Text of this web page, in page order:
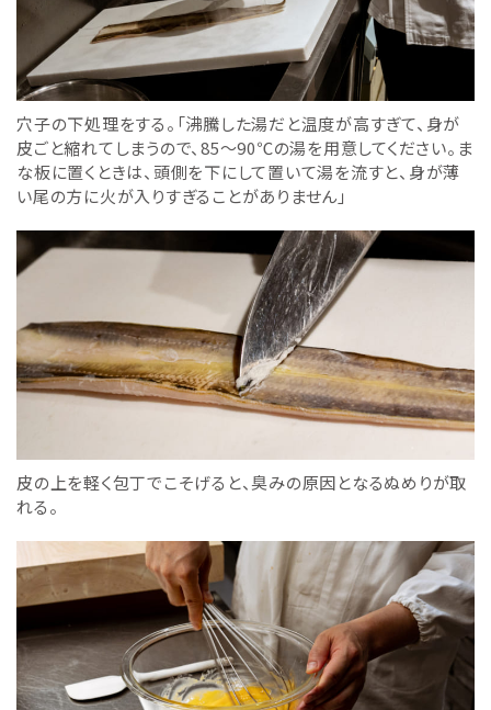
穴子の下処理をする。「沸騰した湯だと温度が高すぎて、身が
皮ごと縮れてしまうので、85〜90℃の湯を用意してください。ま
な板に置くときは、頭側を下にして置いて湯を流すと、身が薄
い尾の方に火が入りすぎることがありません」
皮の上を軽く包丁でこそげると、臭みの原因となるぬめりが取
れる。